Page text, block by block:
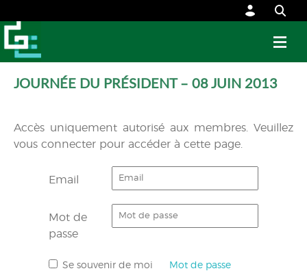
JOURNÉE DU PRÉSIDENT – 08 JUIN 2013
Accès uniquement autorisé aux membres. Veuillez
vous connecter pour accéder à cette page.
Email
Mot de
passe
Se souvenir de moi
Mot de passe